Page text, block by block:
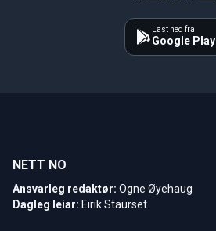
Last ned fra
Google Play
NETT NO
Ansvarleg redaktør: Ogne Øyehaug
Dagleg leiar: Eirik Staurset